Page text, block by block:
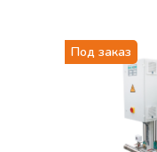
Под заказ